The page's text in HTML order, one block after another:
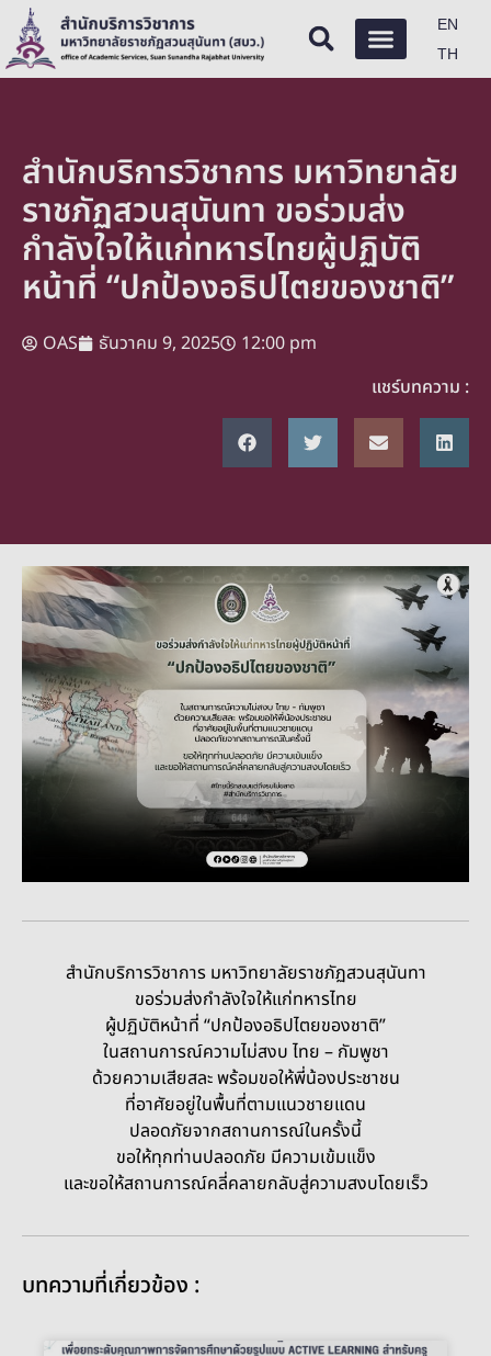
EN
TH
สำนักบริการวิชาการ มหาวิทยาลัย
ราชภัฏสวนสุนันทา ขอร่วมส่ง
กำลังใจให้แก่ทหารไทยผู้ปฏิบัติ
หน้าที่ “ปกป้องอธิปไตยของชาติ”
OAS ธันวาคม 9, 2025
12:00 pm
แชร์บทความ :
สำนักบริการวิชาการ มหาวิทยาลัยราชภัฏสวนสุนันทา
ขอร่วมส่งกำลังใจให้แก่ทหารไทย
ผู้ปฏิบัติหน้าที่ “ปกป้องอธิปไตยของชาติ”
ในสถานการณ์ความไม่สงบ ไทย – กัมพูชา
ด้วยความเสียสละ พร้อมขอให้พี่น้องประชาชน
ที่อาศัยอยู่ในพื้นที่ตามแนวชายแดน
ปลอดภัยจากสถานการณ์ในครั้งนี้
ขอให้ทุกท่านปลอดภัย มีความเข้มแข็ง
และขอให้สถานการณ์คลี่คลายกลับสู่ความสงบโดยเร็ว
บทความที่เกี่ยวข้อง :